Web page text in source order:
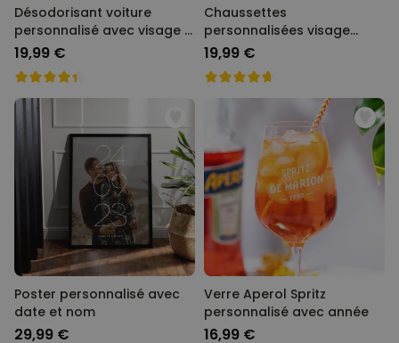
Désodorisant voiture
personnalisé avec visage -
Lot de 2
19,99 €
Chaussettes
personnalisées visage
différents motifs
19,99 €
Poster personnalisé avec
date et nom
29,99 €
Verre Aperol Spritz
personnalisé avec année
16,99 €